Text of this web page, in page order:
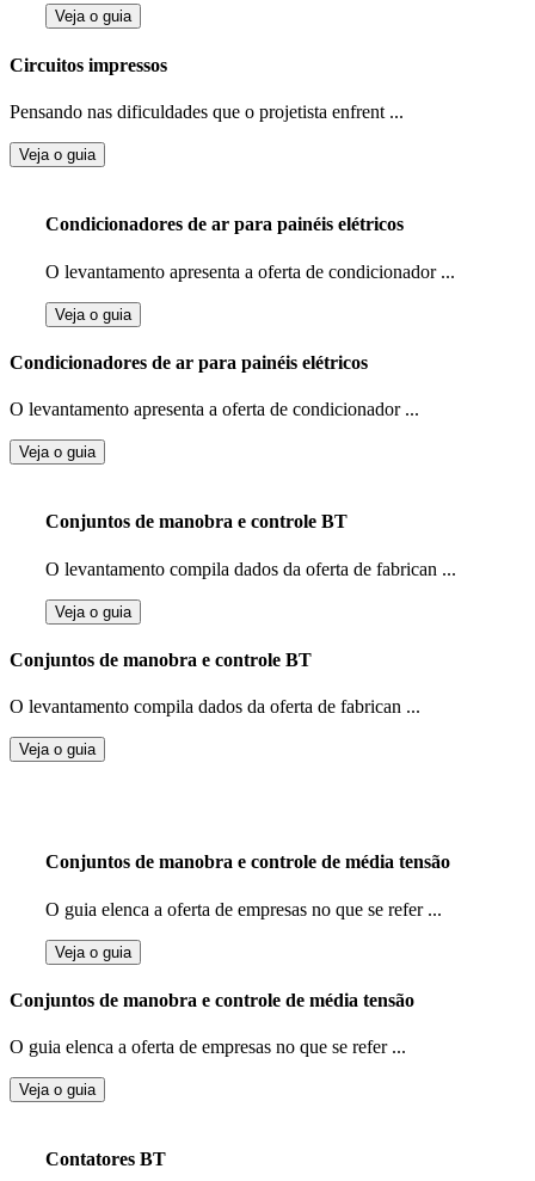
Veja o guia
Circuitos impressos
Pensando nas dificuldades que o projetista enfrent ...
Veja o guia
Condicionadores de ar para painéis elétricos
O levantamento apresenta a oferta de condicionador ...
Veja o guia
Condicionadores de ar para painéis elétricos
O levantamento apresenta a oferta de condicionador ...
Veja o guia
Conjuntos de manobra e controle BT
O levantamento compila dados da oferta de fabrican ...
Veja o guia
Conjuntos de manobra e controle BT
O levantamento compila dados da oferta de fabrican ...
Veja o guia
Conjuntos de manobra e controle de média tensão
O guia elenca a oferta de empresas no que se refer ...
Veja o guia
Conjuntos de manobra e controle de média tensão
O guia elenca a oferta de empresas no que se refer ...
Veja o guia
Contatores BT